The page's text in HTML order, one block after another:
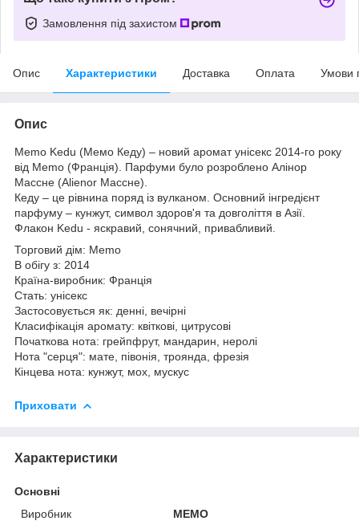
Замовлення під захистом
Опис Характеристики Доставка Оплата Умови
Опис
Memo Kedu (Мемо Кеду) – новий аромат унісекс 2014-го року
від Memo (Франція). Парфуми було розроблено Алінор
Массне (Alienor Массне).
Кеду – це рівнина поряд із вулканом. Основний інгредієнт
парфуму – кунжут, символ здоров'я та довголіття в Азії.
Флакон Kedu - яскравий, сонячний, привабливий.
Торговий дім: Memo
В обігу з: 2014
Країна-виробник: Франція
Стать: унісекс
Застосовується як: денні, вечірні
Класифікація аромату: квіткові, цитрусові
Початкова нота: грейпфрут, мандарин, неролі
Нота "серця": мате, півонія, троянда, фрезія
Кінцева нота: кунжут, мох, мускус
Приховати
Характеристики
Основні
Виробник
MEMO